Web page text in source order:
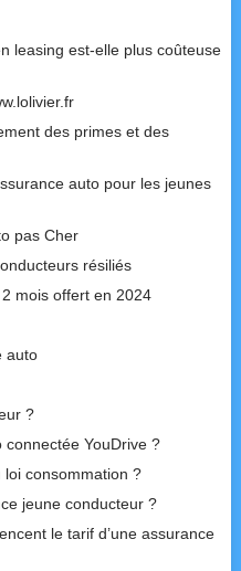
leasing est-elle plus coûteuse
des primes et des
auto pour les jeunes
pas Cher
résiliés
mois offert en 2024
auto
?
connectée YouDrive ?
loi consommation ?
jeune conducteur ?
le tarif d’une assurance